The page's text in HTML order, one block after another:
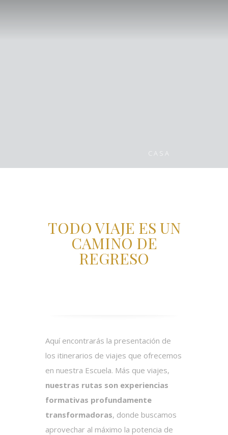
CASA
TODO VIAJE ES UN
CAMINO DE
REGRESO
Aquí encontrarás la presentación de
los itinerarios de viajes que ofrecemos
en nuestra Escuela. Más que viajes,
nuestras rutas son experiencias
formativas profundamente
transformadoras, donde buscamos
aprovechar al máximo la potencia de